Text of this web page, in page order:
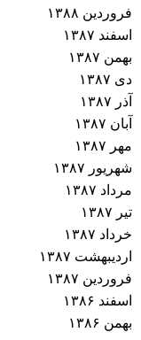
فروردین ۱۳۸۸
اسفند ۱۳۸۷
بهمن ۱۳۸۷
دی ۱۳۸۷
آذر ۱۳۸۷
آبان ۱۳۸۷
مهر ۱۳۸۷
شهریور ۱۳۸۷
مرداد ۱۳۸۷
تیر ۱۳۸۷
خرداد ۱۳۸۷
اردیبهشت ۱۳۸۷
فروردین ۱۳۸۷
اسفند ۱۳۸۶
بهمن ۱۳۸۶